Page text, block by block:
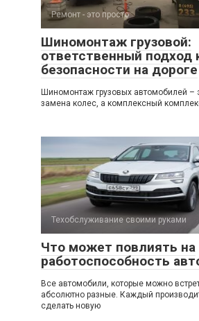
Ремонт - это просто
Шиномонтаж грузовой:
ответственный подход
безопасности на дороге
Шиномонтаж грузовых автомобилей –
замена колес, а комплексный
Техобслуживание своими руками
Что может повлиять на
работоспособность
Все автомобили, которые можно
абсолютно разные. Каждый
сделать новую